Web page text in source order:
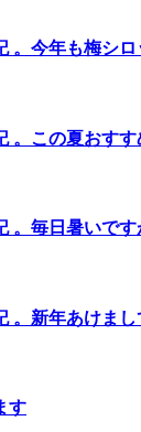
。今年も梅シロ
。この夏おす
。毎日暑いで
。新年あけまし
す